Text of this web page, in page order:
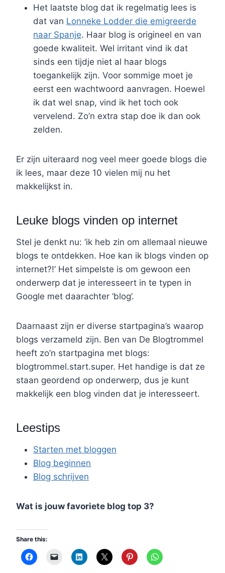
Het laatste blog dat ik regelmatig lees is
dat van Lonneke Lodder die emigreerde
naar Spanje. Haar blog is origineel en van
goede kwaliteit. Wel irritant vind ik dat
sinds een tijdje niet al haar blogs
toegankelijk zijn. Voor sommige moet je
eerst een wachtwoord aanvragen. Hoewel
ik dat wel snap, vind ik het toch ook
vervelend. Zo’n extra stap doe ik dan ook
zelden.
Er zijn uiteraard nog veel meer goede blogs die
ik lees, maar deze 10 vielen mij nu het
makkelijkst in.
Leuke blogs vinden op internet
Stel je denkt nu: ‘ik heb zin om allemaal nieuwe
blogs te ontdekken. Hoe kan ik blogs vinden op
internet?!’ Het simpelste is om gewoon een
onderwerp dat je interesseert in te typen in
Google met daarachter ‘blog’.
Daarnaast zijn er diverse startpagina’s waarop
blogs verzameld zijn. Ben van De Blogtrommel
heeft zo’n startpagina met blogs:
blogtrommel.start.super. Het handige is dat ze
staan geordend op onderwerp, dus je kunt
makkelijk een blog vinden dat je interesseert.
Leestips
Starten met bloggen
Blog beginnen
Blog schrijven
Wat is jouw favoriete blog top 3?
Share this: